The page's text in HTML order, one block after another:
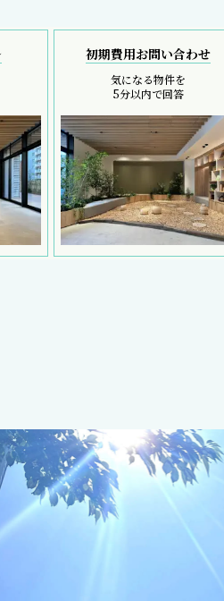
初期費用お問い合わせ
気になる物件を
5分以内で回答